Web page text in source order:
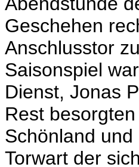
Geschehen
Anschlusstor
Saisonspiel
Dienst, Jonas
Rest
Schönland
Torwart der